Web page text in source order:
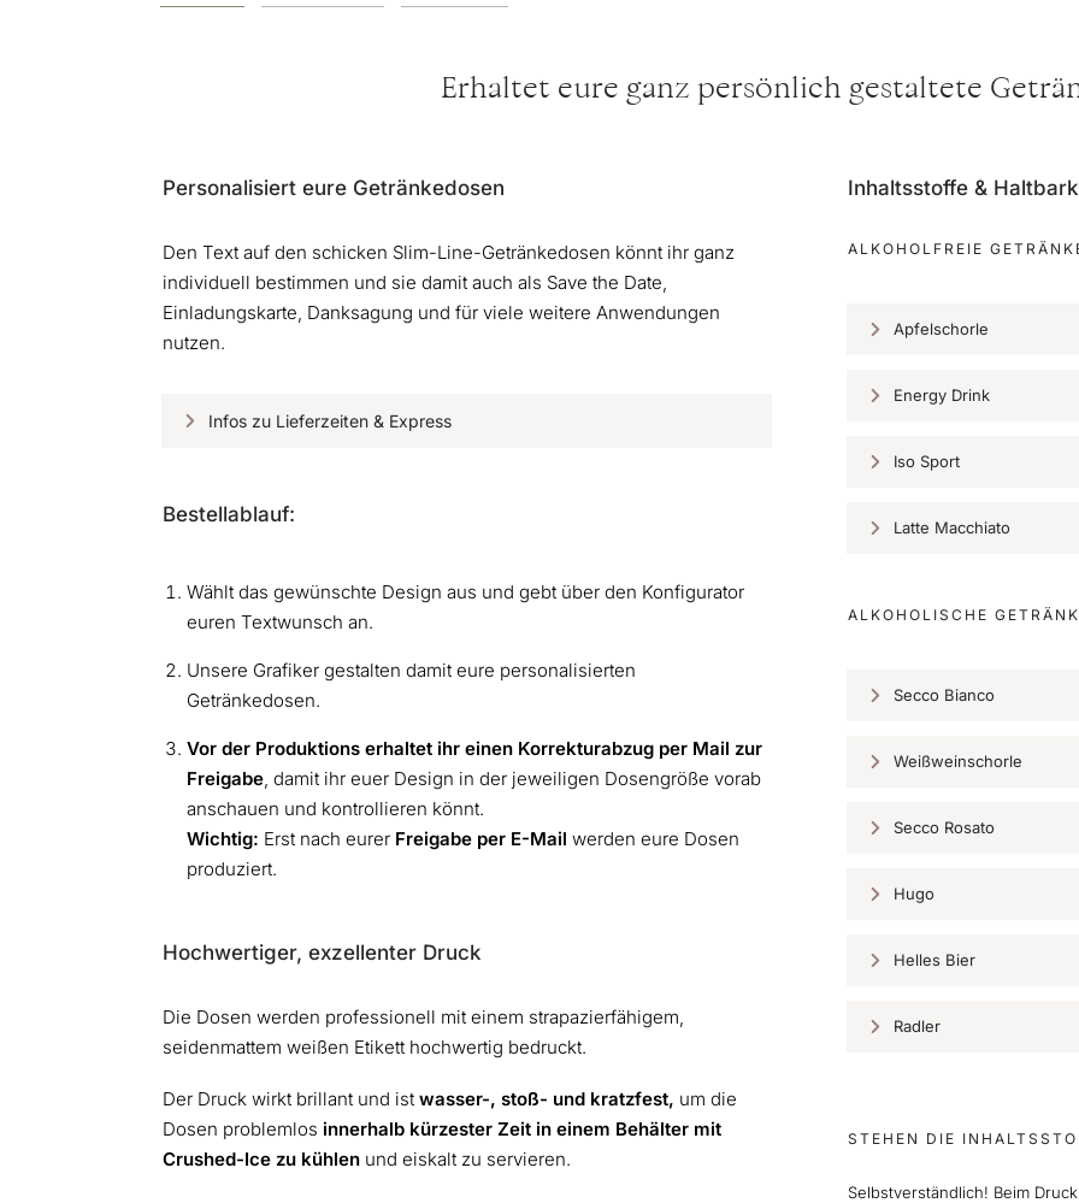
Erhaltet eure ganz persönlich gestaltete
Personalisiert eure Getränkedosen
Den Text auf den schicken Slim-Line-Getränkedosen könnt ihr ganz
individuell bestimmen und sie damit auch als Save the Date,
Einladungskarte, Danksagung und für viele weitere Anwendungen
nutzen.
Infos zu Lieferzeiten & Express
Bestellablauf:
Wählt das gewünschte Design aus und gebt über den Konfigurator
euren Textwunsch an.
Unsere Grafiker gestalten damit eure personalisierten
Getränkedosen.
Vor der Produktions erhaltet ihr einen Korrekturabzug per Mail zur
Freigabe, damit ihr euer Design in der jeweiligen Dosengröße vorab
anschauen und kontrollieren könnt.
Wichtig: Erst nach eurer Freigabe per E-Mail werden eure Dosen
produziert.
Hochwertiger, exzellenter Druck
Die Dosen werden professionell mit einem strapazierfähigem,
seidenmattem weißen Etikett hochwertig bedruckt.
Der Druck wirkt brillant und ist wasser-, stoß- und kratzfest, um die
Dosen problemlos innerhalb kürzester Zeit in einem Behälter mit
Crushed-Ice zu kühlen und eiskalt zu servieren.
Inhaltsstoffe &
ALKOHOLFREIE
Apfelschorle
Energy Drink
Iso Sport
Latte Macchiato
ALKOHOLISCHE
Secco Bianco
Weißweinschorle
Secco Rosato
Hugo
Helles Bier
Radler
STEHEN DIE
Selbstverständlich! Beim